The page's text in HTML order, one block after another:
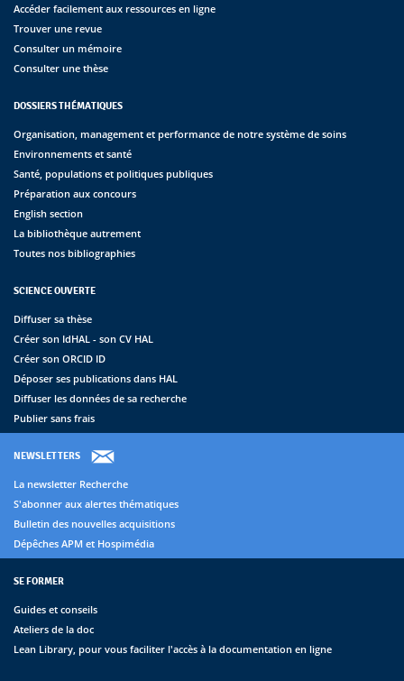
Accéder facilement aux ressources en ligne
Trouver une revue
Consulter un mémoire
Consulter une thèse
DOSSIERS THÉMATIQUES
Organisation, management et performance de notre système de soins
Environnements et santé
Santé, populations et politiques publiques
Préparation aux concours
English section
La bibliothèque autrement
Toutes nos bibliographies
SCIENCE OUVERTE
Diffuser sa thèse
Créer son IdHAL - son CV HAL
Créer son ORCID ID
Déposer ses publications dans HAL
Diffuser les données de sa recherche
Publier sans frais
NEWSLETTERS
La newsletter Recherche
S'abonner aux alertes thématiques
Bulletin des nouvelles acquisitions
Dépêches APM et Hospimédia
SE FORMER
Guides et conseils
Ateliers de la doc
Lean Library, pour vous faciliter l'accès à la documentation en ligne